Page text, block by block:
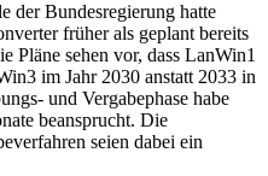
der Bundesregierung hatte
früher als geplant bereits
Pläne sehen vor, dass LanWin1
im Jahr 2030 anstatt 2033 in
und Vergabephase habe
beansprucht. Die
seien dabei ein